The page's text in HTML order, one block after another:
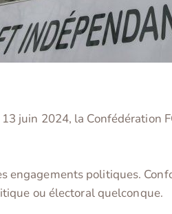
juin 2024, la
engagements politiques.
ou électoral quelconque.